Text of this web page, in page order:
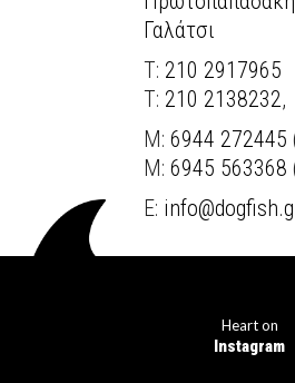
Γαλάτσι
Τ: 210 2917965
T: 210 2138232,
M: 6944 272445
M: 6945 563368
E:
Heart on
Instagram